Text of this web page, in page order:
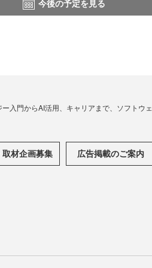
今後の予定を見る
入門からAI活用、キャリアまで、ソフトウェ
材企画募集 広告掲載のご案内